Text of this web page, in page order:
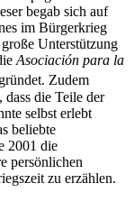
begab sich auf
im Bürgerkrieg
Unterstützung
Asociación para la
Zudem
dass die Teile der
selbst erlebt
beliebte
2001 die
persönlichen
zu erzählen.